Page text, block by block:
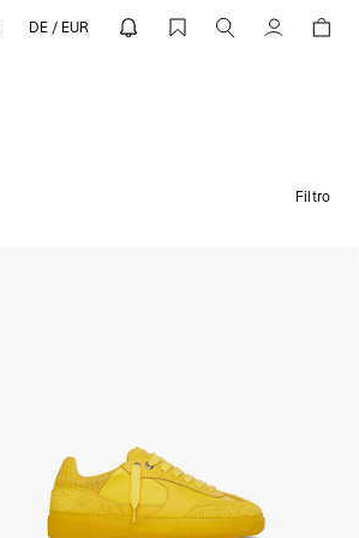
DE / EUR Cuenta
Filtro